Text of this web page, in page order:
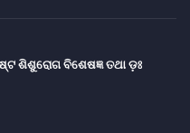
ଶିଶୁରୋଗ ବିଶେଷଜ୍ଞ ତଥା ଡ଼ଃ